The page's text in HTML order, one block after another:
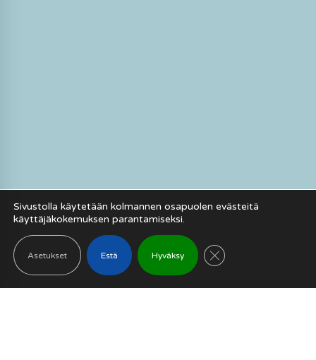
Sivustolla käytetään kolmannen osapuolen evästeitä
käyttäjäkokemuksen parantamiseksi.
Hyväksy
Estä
Asetukset SULJE